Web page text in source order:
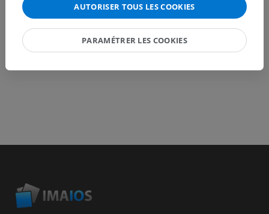
TÉLÉCHARGEZ L'APPLIAUTORISER TOUS LES COOKIES
PARAMÉTRER LES COOKIES